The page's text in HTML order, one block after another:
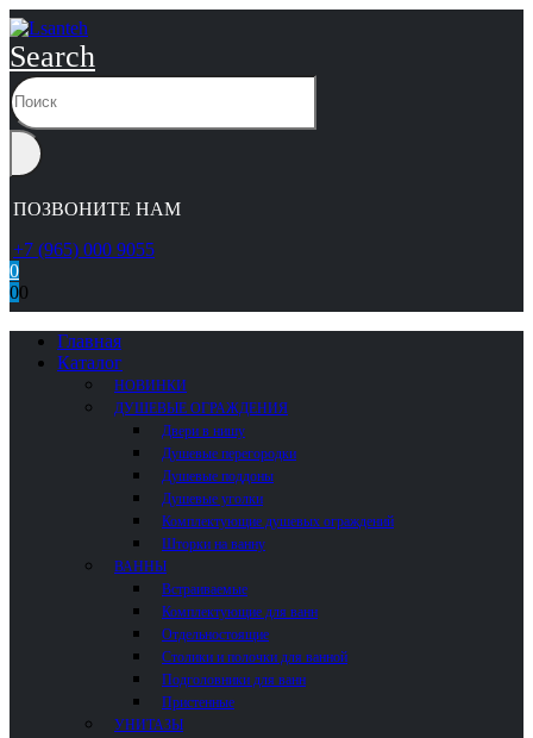
Search
ПОЗВОНИТЕ НАМ
+7 (965) 000 9055
0
00
Главная
Каталог
НОВИНКИ
ДУШЕВЫЕ ОГРАЖДЕНИЯ
Двери в нишу
Душевые перегородки
Душевые поддоны
Душевые уголки
Комплектующие душевых ограждений
Шторки на ванну
ВАННЫ
Встраиваемые
Комплектующие для ванн
Отдельностоящие
Столики и полочки для ванной
Подголовники для ванн
Пристенные
УНИТАЗЫ